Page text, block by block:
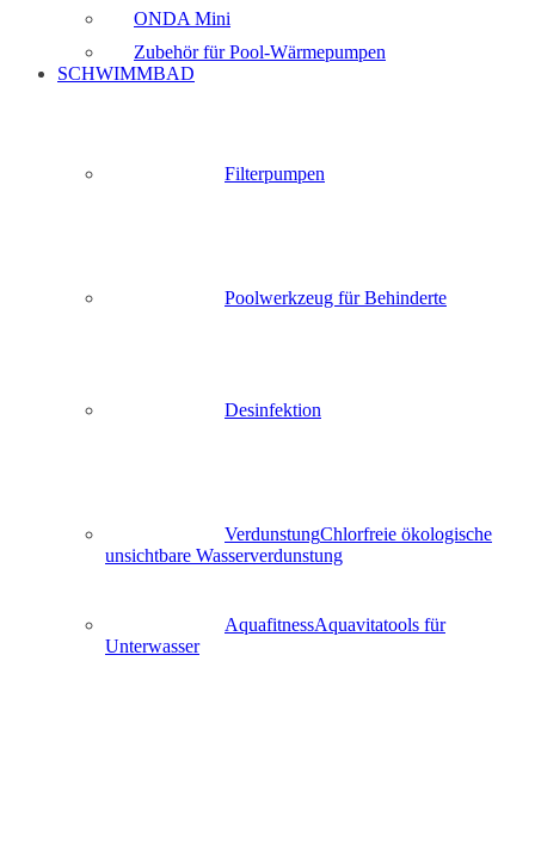
ONDA Mini
Zubehör für Pool-Wärmepumpen
SCHWIMMBAD
Filterpumpen
Poolwerkzeug für Behinderte
Desinfektion
VerdunstungChlorfreie ökologische
unsichtbare Wasserverdunstung
AquafitnessAquavitatools für
Unterwasser